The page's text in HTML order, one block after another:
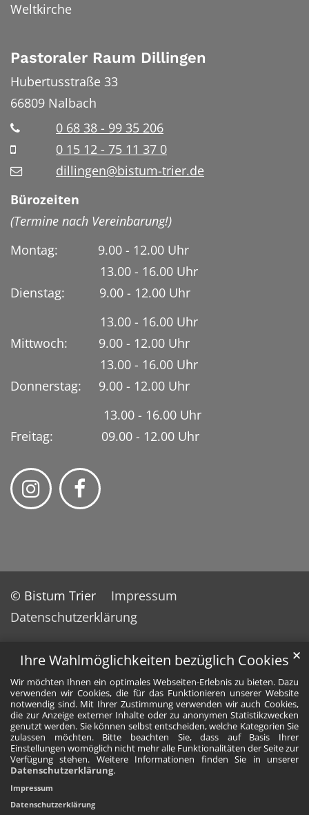
Ihre Wahlmöglichkeiten bezüglich Cookies
Wir möchten Ihnen ein optimales Webseiten-Erlebnis zu bieten. Dazu
verwenden wir Cookies, die für das Funktionieren unserer Website
notwendig sind. Mit Ihrer Zustimmung verwenden wir auch Cookies,
die zur Anzeige externer Inhalte oder zu anonymen Statistikzwecken
genutzt werden. Sie können selbst entscheiden, welche Kategorien Sie
zulassen möchten. Bitte beachten Sie, dass auf Basis Ihrer
Einstellungen womöglich nicht mehr alle Funktionalitäten der Seite zur
Verfügung stehen. Weitere Informationen finden Sie in unserer
Datenschutzerklärung.
✕
Impressum
Datenschutzerklärung
Weltkirche
Pastoraler Raum Dillingen
Hubertusstraße 33
66809 Nalbach
0 68 38 - 99 35 206
0 15 12 - 75 11 37 0
dillingen@bistum-trier.de
Bürozeiten
(Termine nach Vereinbarung!)
Montag: 9.00 - 12.00 Uhr
13.00 - 16.00 Uhr
Dienstag:
9.00 - 12.00 Uhr
13.00 - 16.00 Uhr
Mittwoch: 9.00 - 12.00 Uhr
13.00 - 16.00 Uhr
Donnerstag: 9.00 - 12.00 Uhr
13.00 - 16.00 Uhr
Freitag: 09.00 - 12.00 Uhr
© Bistum Trier
Impressum
Datenschutzerklärung